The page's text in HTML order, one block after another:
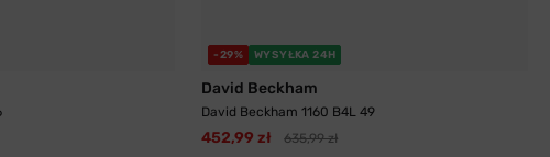
-29% WYSYŁKA 24H
David Beckham
David Beckham 1160 B4L 49
452,99 zł 635,99 zł